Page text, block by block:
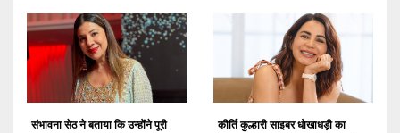
संभावना सेठ ने बताया कि उन्होंने पूरी
कीर्ति कुल्हारी साइबर धोखाधड़ी का